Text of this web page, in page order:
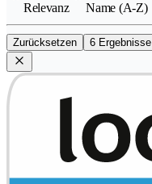
Relevanz Name (A-Z)
Zurücksetzen 6